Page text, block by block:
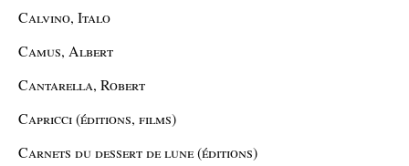
Calvino, Italo
Camus, Albert
Cantarella, Robert
Capricci (éditions, films)
Carnets du dessert de lune (éditions)